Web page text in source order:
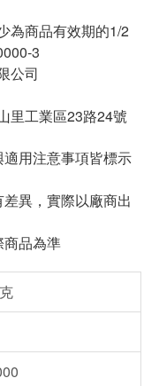
為商品有效期的1/2
3
公司
里工業區23路24號
用注意事項皆標示
異，實際以廠商出
品為準